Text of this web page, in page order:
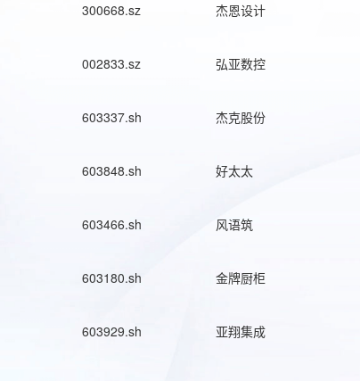
300668.sz 杰恩设计
002833.sz 弘亚数控
603337.sh 杰克股份
603848.sh 好太太
603466.sh 风语筑
603180.sh 金牌厨柜
603929.sh 亚翔集成